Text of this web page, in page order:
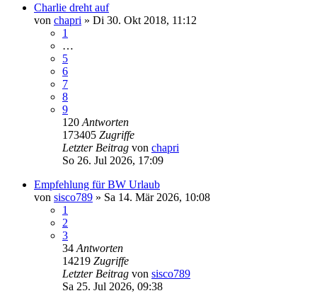
Charlie dreht auf
von chapri » Di 30. Okt 2018, 11:12
1
…
5
6
7
8
9
120 Antworten
173405 Zugriffe
Letzter Beitrag von chapri
So 26. Jul 2026, 17:09
Empfehlung für BW Urlaub
von sisco789 » Sa 14. Mär 2026, 10:08
1
2
3
34 Antworten
14219 Zugriffe
Letzter Beitrag von sisco789
Sa 25. Jul 2026, 09:38